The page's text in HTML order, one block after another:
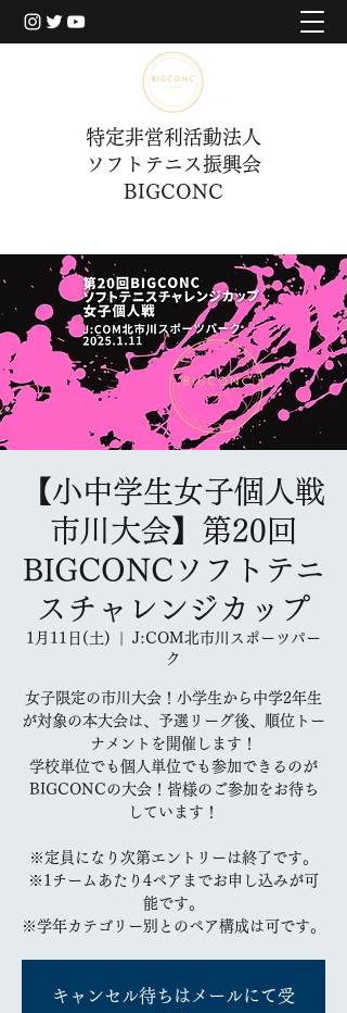
特定非営利活動法人
ソフトテニス振興会
BIGCONC
​BIGCONCERについて
【小中学生女子個人戦
市川大会】第20回
BIGCONCソフトテニ
スチャレンジカップ
1月11日(土)
J:COM北市川スポーツパー
ク
女子限定の市川大会！小学生から中学2年生
が対象の本大会は、予選リーグ後、順位トー
ナメントを開催します！
学校単位でも個人単位でも参加できるのが
BIGCONCの大会！皆様のご参加をお待ち
しています！
※定員になり次第エントリーは終了です。
※1チームあたり4ペアまでお申し込みが可
能です。
※学年カテゴリー別とのペア構成は可です。
キャンセル待ちはメールにて受